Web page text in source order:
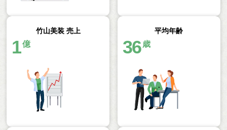
竹山美装 売上
1億
平均年齢
36 歳